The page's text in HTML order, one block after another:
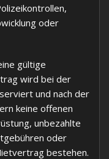
oder
gültige
wird bei der
und nach der
keine offenen
unbezahlte
oder
bestehen.